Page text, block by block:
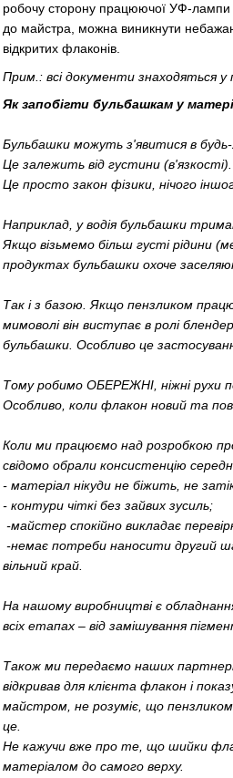
робочу сторону працюючої УФ-лампи
до майстра, можна виникнути
відкритих флаконів.
Прим.: всі документи знаходяться у
Як запобігти бульбашкам у
Бульбашки можуть з'явитися в будь-
Це залежить від густини (в'язкості).
Це просто закон фізики, нічого
Наприклад, у водія бульбашки
Якщо візьмемо більш густі рідини
продуктах бульбашки охоче
Так і з базою. Якщо пензликом
мимоволі він виступає в ролі
бульбашки. Особливо це
Тому робимо ОБЕРЕЖНІ, ніжні рухи
Особливо, коли флакон новий та
Коли ми працюємо над розробкою
свідомо обрали консистенцію
​​​​- матеріал нікуди не біжить, не
- контури чіткі без зайвих зусиль;
-майстер спокійно викладає
-немає потреби наносити другий
вільний край.
На нашому виробництві є
всіх етапах – від замішування
Також ми передаємо наших
відкривав для клієнта флакон і
майстром, не розуміє, що
це.
Не кажучи вже про те, що шийки
матеріалом до самого верху.